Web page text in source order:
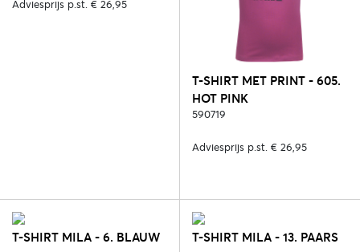
Adviesprijs p.st. € 26,95
T-SHIRT MET PRINT - 605.
HOT PINK
590719
Adviesprijs p.st. € 26,95
T-SHIRT MILA - 6. BLAUW T-SHIRT MILA - 13. PAARS